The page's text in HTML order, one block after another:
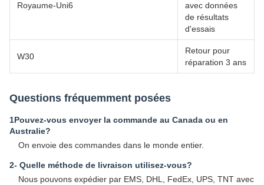
Royaume-Uni6
avec données
de résultats
d'essais
W30
Retour pour
réparation 3 ans
Questions fréquemment posées
1Pouvez-vous envoyer la commande au Canada ou en
Australie?
On envoie des commandes dans le monde entier.
2- Quelle méthode de livraison utilisez-vous?
Nous pouvons expédier par EMS, DHL, FedEx, UPS, TNT avec